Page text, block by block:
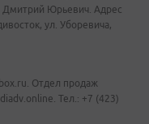
Дмитрий Юрьевич. Адрес
ул. Уборевича,
Отдел продаж
Тел.: +7 (423)